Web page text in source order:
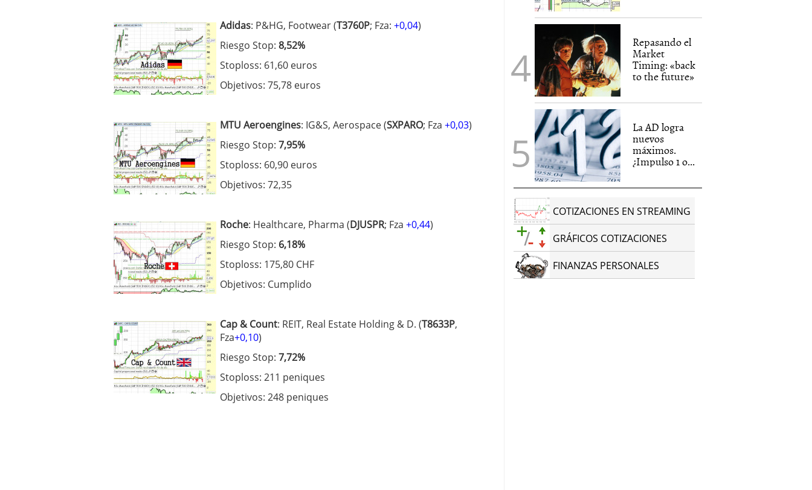
Adidas: P&HG, Footwear (T3760P; Fza: +0,04)
Riesgo Stop: 8,52%
Stoploss: 61,60 euros
Objetivos: 75,78 euros
MTU Aeroengines: IG&S, Aerospace (SXPARO; Fza +0,03)
Riesgo Stop: 7,95%
Stoploss: 60,90 euros
Objetivos: 72,35
Roche: Healthcare, Pharma (DJUSPR; Fza +0,44)
Riesgo Stop: 6,18%
Stoploss: 175,80 CHF
Objetivos: Cumplido
Cap & Count: REIT, Real Estate Holding & D. (T8633P,
Fza+0,10)
Riesgo Stop: 7,72%
Stoploss: 211 peniques
Objetivos: 248 peniques
Repasando el
Market
Timing: «back
to the future»
La AD logra
nuevos
máximos.
¿Impulso 1 o...
COTIZACIONES EN STREAMING
GRÁFICOS COTIZACIONES
FINANZAS PERSONALES